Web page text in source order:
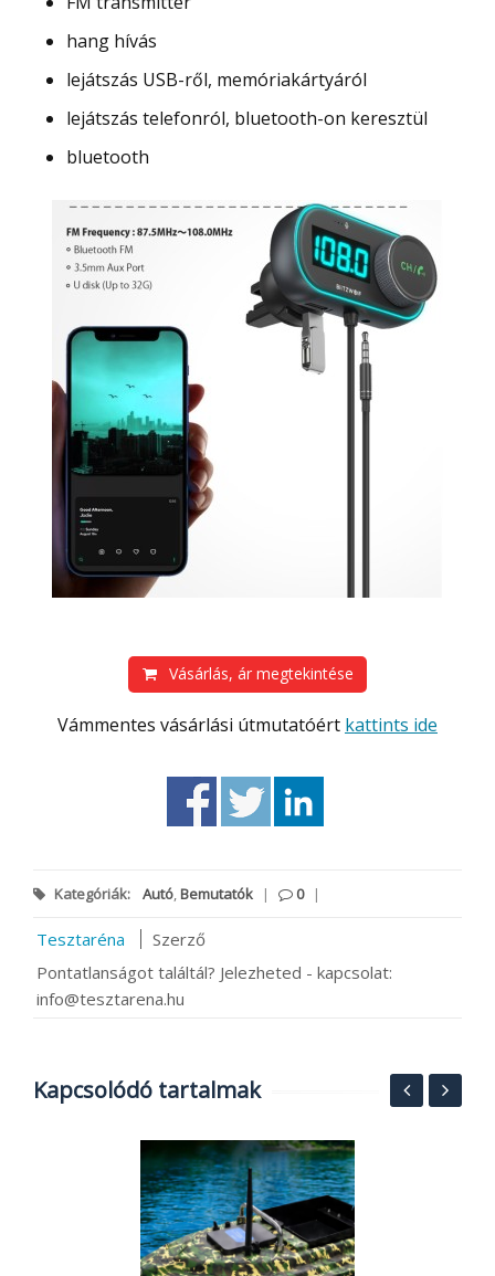
hang hívás
lejátszás USB-ről, memóriakártyáról
lejátszás telefonról, bluetooth-on keresztül
bluetooth
Vásárlás, ár megtekintése
Vámmentes vásárlási útmutatóért kattints ide
Kategóriák: Autó,Bemutatók | 0 |
Tesztaréna
Szerző
Pontatlanságot találtál? Jelezheted - kapcsolat:
info@tesztarena.hu
Kapcsolódó tartalmak